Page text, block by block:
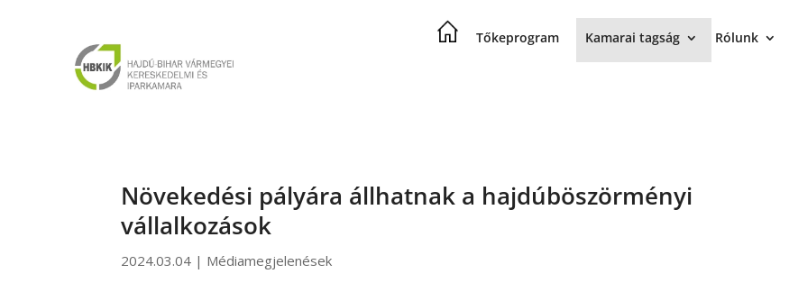
Tőkeprogram Kamarai tagság Rólunk
Növekedési pályára állhatnak a hajdúböszörményi
vállalkozások
2024.03.04 | Médiamegjelenések